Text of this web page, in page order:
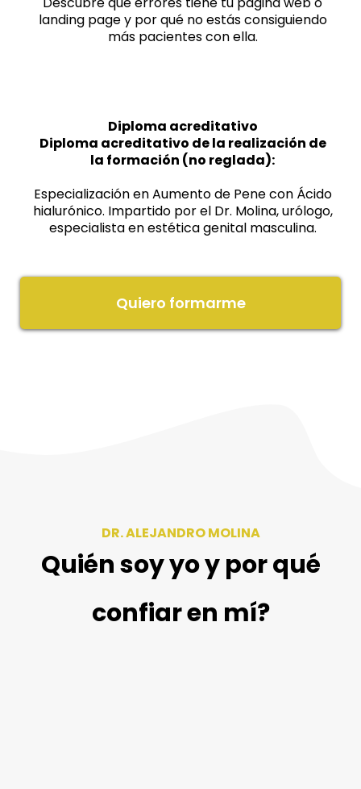
landing page y por qué no estás consiguiendo
más pacientes con ella.
Diploma acreditativo
Diploma acreditativo de la realización de
la formación (no reglada):
Especialización en Aumento de Pene con Ácido
hialurónico. Impartido por el Dr. Molina, urólogo,
especialista en estética genital masculina.
Quiero formarme
DR. ALEJANDRO MOLINA
Quién soy yo y por qué
confiar en mí?